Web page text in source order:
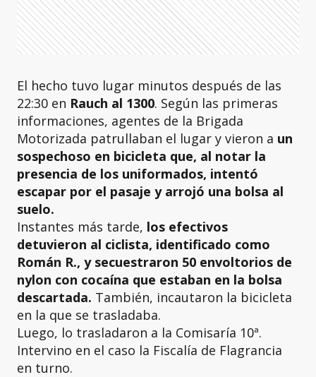
El hecho tuvo lugar minutos después de las
22:30 en Rauch al 1300. Según las primeras
informaciones, agentes de la Brigada
Motorizada patrullaban el lugar y vieron a un
sospechoso en bicicleta que, al notar la
presencia de los uniformados, intentó
escapar por el pasaje y arrojó una bolsa al
suelo.
Instantes más tarde, los efectivos
detuvieron al ciclista, identificado como
Román R., y secuestraron 50 envoltorios de
nylon con cocaína que estaban en la bolsa
descartada. También, incautaron la bicicleta
en la que se trasladaba.
Luego, lo trasladaron a la Comisaría 10ª.
Intervino en el caso la Fiscalía de Flagrancia
en turno.